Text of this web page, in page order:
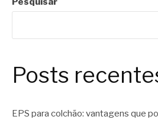
Posts
EPS para colchão: vantagens que